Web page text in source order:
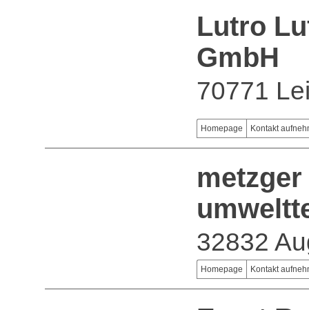
Lutro
GmbH
70771
Homepage Kontakt
32832
Homepage Kontakt